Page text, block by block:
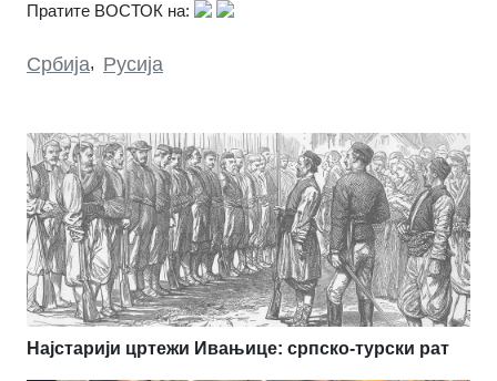
Пратите ВОСТОК на:
Србија, Русија
Најстарији цртежи Ивањице: српско-турски рат